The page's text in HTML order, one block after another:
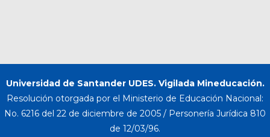
Universidad de Santander UDES. Vigilada Mineducación.
Resolución otorgada por el Ministerio de Educación Nacional:
No. 6216 del 22 de diciembre de 2005 / Personería Jurídica 810
de 12/03/96.